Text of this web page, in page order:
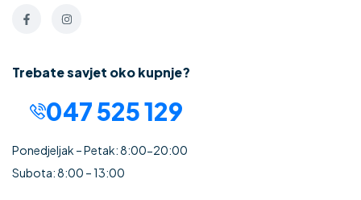
Trebate savjet oko kupnje?
047 525 129
Ponedjeljak – Petak: 8:00-20:00
Subota: 8:00 – 13:00